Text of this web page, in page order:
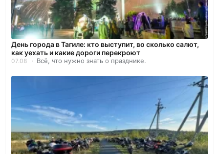
День города в Тагиле: кто выступит, во сколько салют,
как уехать и какие дороги перекроют
07.08 Всё, что нужно знать о празднике.